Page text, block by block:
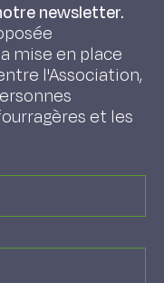
newsletter.
mise en place
l'Association,
et les